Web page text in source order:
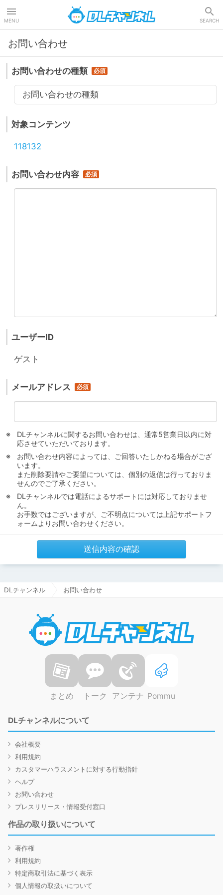
MENU SEARCH
お問い合わせ
お問い合わせの種類
お問い合わせの種類
対象コンテンツ
118132
お問い合わせ内容
ユーザーID
ゲスト
メールアドレス
DLチャンネルに関するお問い合わせは、通常5営業日以内に対
応させていただいております。
お問い合わせ内容によっては、ご回答いたしかねる場合がござ
います。
また削除要請やご要望については、個別の返信は行っておりま
せんのでご了承ください。
DLチャンネルでは電話によるサポートには対応しておりませ
ん。
お手数ではございますが、ご不明点については上記サポートフ
ォームよりお問い合わせください。
送信内容の確認
DLチャンネル お問い合わせ
まとめ トーク アンテナ Pommu
DLチャンネルについて
会社概要
利用規約
カスタマーハラスメントに対する行動指針
ヘルプ
お問い合わせ
プレスリリース・情報受付窓口
作品の取り扱いについて
著作権
利用規約
特定商取引法に基づく表示
個人情報の取扱いについて